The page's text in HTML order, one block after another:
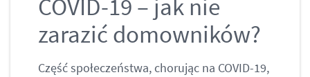
COVID-19 – jak nie
zarazić domowników?
Część społeczeństwa, chorując na COVID-19,